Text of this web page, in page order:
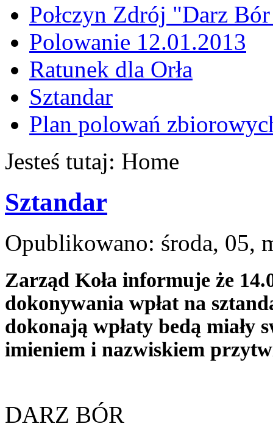
Połczyn Zdrój "Darz
Polowanie 12.01.2013
Ratunek dla Orła
Sztandar
Plan polowań
Jesteś tutaj: Home
Sztandar
Opublikowano: środa, 05,
Zarząd Koła informuje że
dokonywania wpłat na
dokonają wpłaty bedą miały
imieniem i nazwiskiem
DARZ BÓR